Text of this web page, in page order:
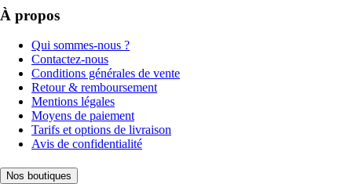
À propos
Qui sommes-nous ?
Contactez-nous
Conditions générales de vente
Retour & remboursement
Mentions légales
Moyens de paiement
Tarifs et options de livraison
Avis de confidentialité
Nos boutiques